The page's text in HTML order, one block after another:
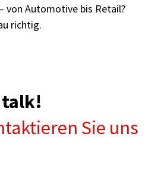
von Automotive bis Retail?
richtig.
Sie uns